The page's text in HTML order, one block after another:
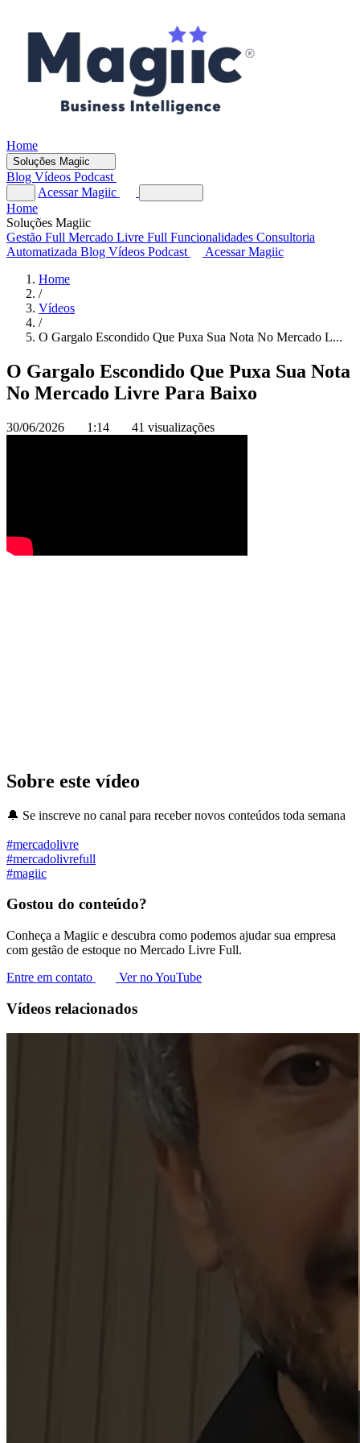
Home
Soluções Magiic
Blog Vídeos Podcast
Acessar Magiic
Home
Soluções Magiic
Gestão Full Mercado Livre Full Funcionalidades Consultoria
Automatizada Blog Vídeos Podcast
Acessar Magiic
Home
/
Vídeos
/
O Gargalo Escondido Que Puxa Sua Nota No Mercado L...
O Gargalo Escondido Que Puxa Sua Nota
No Mercado Livre Para Baixo
30/06/2026 1:14 41 visualizações
Sobre este vídeo
🔔 Se inscreve no canal para receber novos conteúdos toda semana
#mercadolivre
#mercadolivrefull
#magiic
Gostou do conteúdo?
Conheça a Magiic e descubra como podemos ajudar sua empresa
com gestão de estoque no Mercado Livre Full.
Entre em contato
Ver no YouTube
Vídeos relacionados